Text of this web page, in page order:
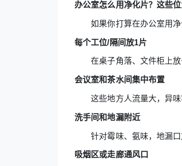
办公室怎么用净化片？这些位
如果你打算在办公室用净
每个工位/隔间放1片
在桌子角落、文件柜上放
会议室和茶水间集中布置
这些地方人流量大，异味
洗手间和地漏附近
针对霉味、氨味，地漏口
吸烟区或走廊通风口